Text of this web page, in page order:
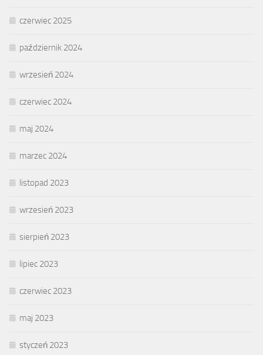
czerwiec 2025
październik 2024
wrzesień 2024
czerwiec 2024
maj 2024
marzec 2024
listopad 2023
wrzesień 2023
sierpień 2023
lipiec 2023
czerwiec 2023
maj 2023
styczeń 2023